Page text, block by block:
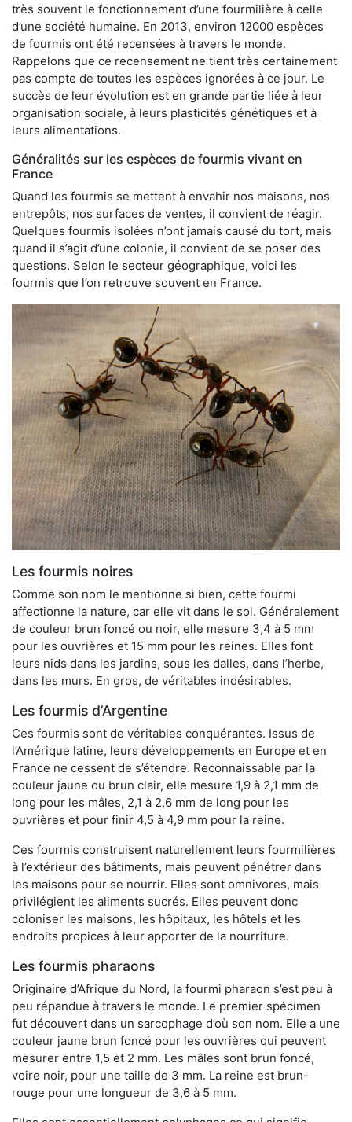
très souvent le fonctionnement d’une fourmilière à celle
d’une société humaine. En 2013, environ 12000 espèces
de fourmis ont été recensées à travers le monde.
Rappelons que ce recensement ne tient très certainement
pas compte de toutes les espèces ignorées à ce jour. Le
succès de leur évolution est en grande partie liée à leur
organisation sociale, à leurs plasticités génétiques et à
leurs alimentations.
Généralités sur les espèces de fourmis vivant en
France
Quand les fourmis se mettent à envahir nos maisons, nos
entrepôts, nos surfaces de ventes, il convient de réagir.
Quelques fourmis isolées n’ont jamais causé du tort, mais
quand il s’agit d’une colonie, il convient de se poser des
questions. Selon le secteur géographique, voici les
fourmis que l’on retrouve souvent en France.
Les fourmis noires
Comme son nom le mentionne si bien, cette fourmi
affectionne la nature, car elle vit dans le sol. Généralement
de couleur brun foncé ou noir, elle mesure 3,4 à 5 mm
pour les ouvrières et 15 mm pour les reines. Elles font
leurs nids dans les jardins, sous les dalles, dans l’herbe,
dans les murs. En gros, de véritables indésirables.
Les fourmis d’Argentine
Ces fourmis sont de véritables conquérantes. Issus de
l’Amérique latine, leurs développements en Europe et en
France ne cessent de s’étendre. Reconnaissable par la
couleur jaune ou brun clair, elle mesure 1,9 à 2,1 mm de
long pour les mâles, 2,1 à 2,6 mm de long pour les
ouvrières et pour finir 4,5 à 4,9 mm pour la reine.
Ces fourmis construisent naturellement leurs fourmilières
à l’extérieur des bâtiments, mais peuvent pénétrer dans
les maisons pour se nourrir. Elles sont omnivores, mais
privilégient les aliments sucrés. Elles peuvent donc
coloniser les maisons, les hôpitaux, les hôtels et les
endroits propices à leur apporter de la nourriture.
Les fourmis pharaons
Originaire d’Afrique du Nord, la fourmi pharaon s’est peu à
peu répandue à travers le monde. Le premier spécimen
fut découvert dans un sarcophage d’où son nom. Elle a une
couleur jaune brun foncé pour les ouvrières qui peuvent
mesurer entre 1,5 et 2 mm. Les mâles sont brun foncé,
voire noir, pour une taille de 3 mm. La reine est brun-
rouge pour une longueur de 3,6 à 5 mm.